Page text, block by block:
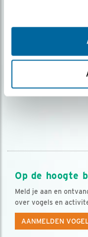
Niet
zocht?
Ons
op 030-6937700
Op de hoogte
Meld je aan en
over vogels en
AANMELDEN